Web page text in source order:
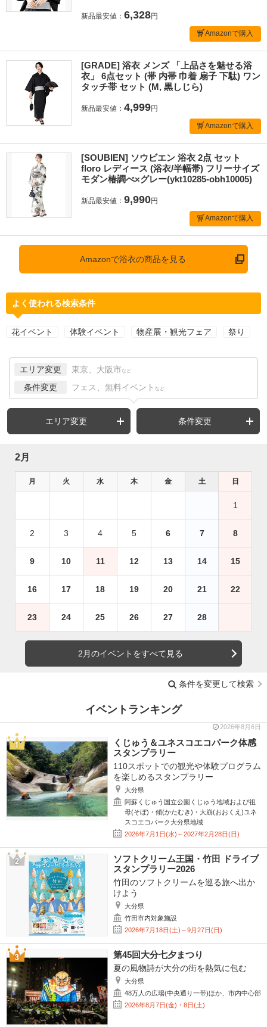
新品最安値： 6,328円
Amazonで購入
[GRADE] 浴衣 メンズ 「上品さを魅せる浴
衣」 6点セット (帯 内帯 巾着 扇子 下駄) ワン
タッチ帯 セット (M, 黒しじら)
新品最安値： 4,999円
Amazonで購入
[SOUBIEN] ソウビエン 浴衣 2点 セット
floro レディース (浴衣/半幅帯) フリーサイズ
モダン椿調べ×グレー(ykt10285-obh10005)
新品最安値： 9,990円
Amazonで購入
Amazonで浴衣の商品を見る
よく使われる検索条件
花イベント 体験イベント 物産展・観光フェア 祭り
エリア変更 東京、大阪市 など
条件変更 フェス、無料イベント など
エリア変更 条件変更
2月
月 火 水 木 金 土 日
1
2 3 4 5 6 7 8
9 10 11 12 13 14 15
16 17 18 19 20 21 22
23 24 25 26 27 28
2月のイベントをすべて見る
条件を変更して検索
イベントランキング
2026年8月6日
くじゅう＆ユネスコエコパーク体感
スタンプラリー
110スポットでの観光や体験プログラム
を楽しめるスタンプラリー
大分県
阿蘇くじゅう国立公園くじゅう地域および祖
母(そぼ)・傾(かたむき)・大崩(おおくえ)ユネ
スコエコパーク大分県地域
2026年7月1日(水)～2027年2月28日(日)
ソフトクリーム王国・竹田 ドライブ
スタンプラリー2026
竹田のソフトクリームを巡る旅へ出か
けよう
大分県
竹田市内対象施設
2026年7月18日(土)～9月27日(日)
第45回大分七夕まつり
夏の風物詩が大分の街を熱気に包む
大分県
48万人の広場(中央通り一帯)ほか、市内中心部
2026年8月7日(金)・8日(土)